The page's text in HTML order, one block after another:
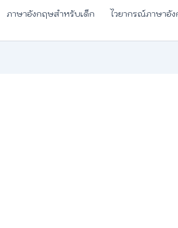
ภาษาอังกฤษสำหรับเด็ก
ไวยากรณ์ภาษาอั